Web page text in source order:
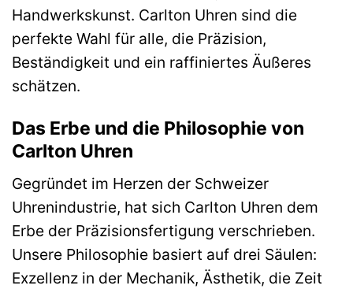
Handwerkskunst. Carlton Uhren sind die
perfekte Wahl für alle, die Präzision,
Beständigkeit und ein raffiniertes Äußeres
schätzen.
Das Erbe und die Philosophie von
Carlton Uhren
Gegründet im Herzen der Schweizer
Uhrenindustrie, hat sich Carlton Uhren dem
Erbe der Präzisionsfertigung verschrieben.
Unsere Philosophie basiert auf drei Säulen:
Exzellenz in der Mechanik, Ästhetik, die Zeit